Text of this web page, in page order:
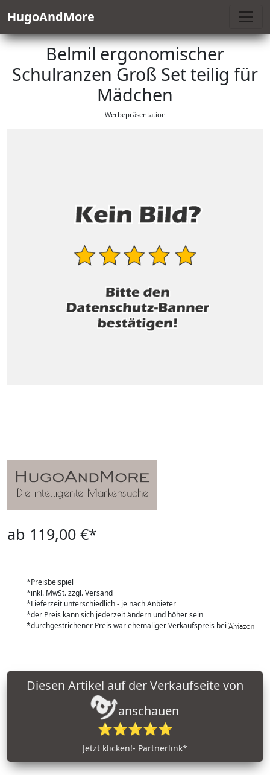
HugoAndMore
Belmil ergonomischer
Schulranzen Groß Set teilig für
Mädchen
Werbepräsentation
ab 119,00 €*
*Preisbeispiel
*inkl. MwSt. zzgl. Versand
*Lieferzeit unterschiedlich - je nach Anbieter
*der Preis kann sich jederzeit ändern und höher sein
*durchgestrichener Preis war ehemaliger Verkaufspreis bei
anschauen
⭐⭐⭐⭐⭐
Jetzt klicken!- Partnerlink*